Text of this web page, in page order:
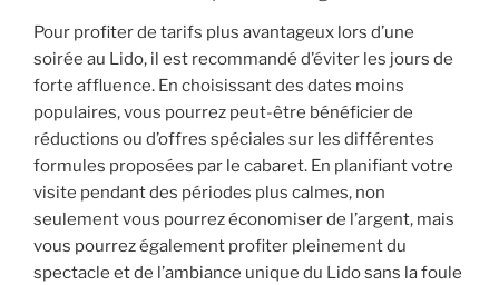
Pour profiter de tarifs plus avantageux lors d’une
soirée au Lido, il est recommandé d’éviter les jours de
forte affluence. En choisissant des dates moins
populaires, vous pourrez peut-être bénéficier de
réductions ou d’offres spéciales sur les différentes
formules proposées par le cabaret. En planifiant votre
visite pendant des périodes plus calmes, non
seulement vous pourrez économiser de l’argent, mais
vous pourrez également profiter pleinement du
spectacle et de l’ambiance unique du Lido sans la foule